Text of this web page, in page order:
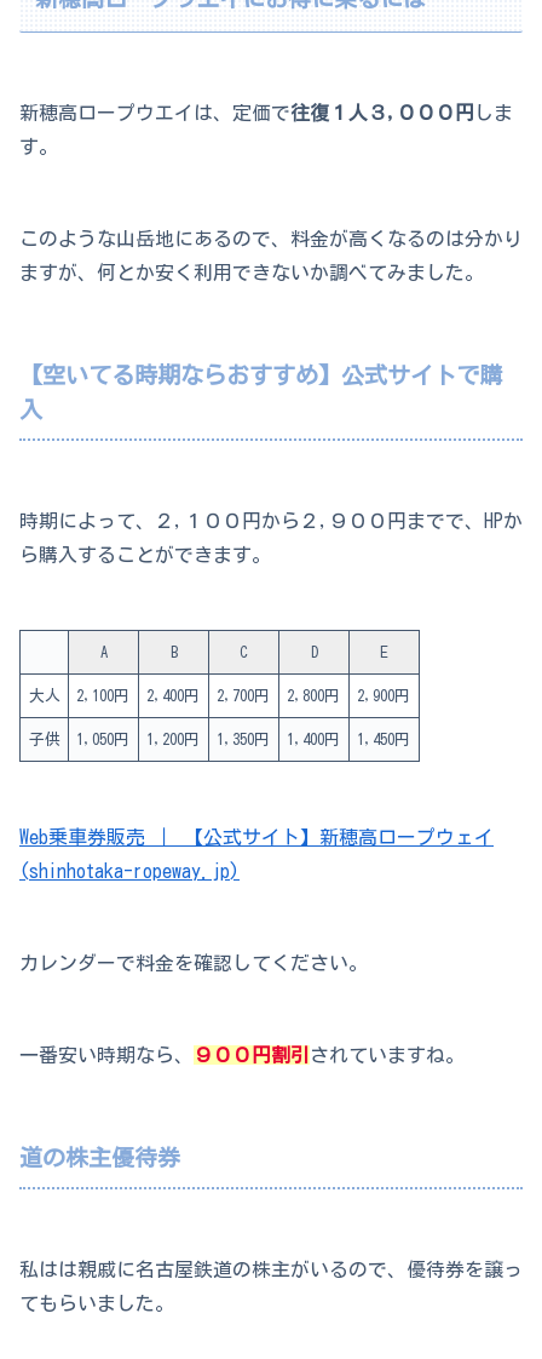
新穂高ロープウエイは、定価で往復１人３,０００円 しま
す。
このような山岳地にあるので、料金が高くなるのは分かり
ますが、何とか安く利用できないか調べてみました。
【空いてる時期ならおすすめ】公式サイトで購
入
時期によって、２,１００円から２,９００円までで、HPか
ら購入することができます。
A B C D E
大人 2,100円 2,400円 2,700円 2,800円 2,900円
子供 1,050円 1,200円 1,350円 1,400円 1,450円
Web乗車券販売 ｜ 【公式サイト】新穂高ロープウェイ
(shinhotaka-ropeway.jp)
カレンダーで料金を確認してください。
一番安い時期なら、 ９００円割引 されていますね。
道の株主優待券
私はは親戚に名古屋鉄道の株主がいるので、優待券を譲っ
てもらいました。